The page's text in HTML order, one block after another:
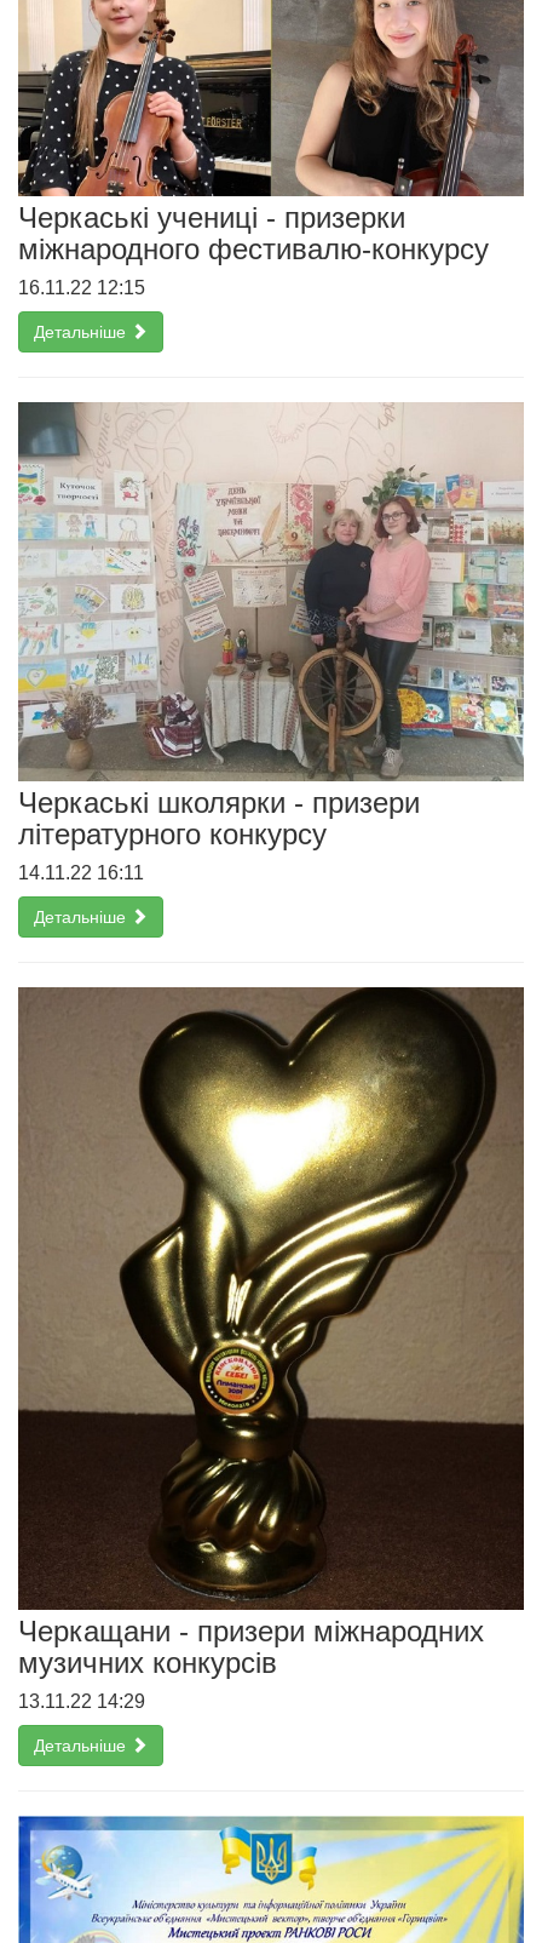
Черкаські учениці - призерки
міжнародного фестивалю-конкурсу
16.11.22 12:15
Детальніше
Черкаські школярки - призери
літературного конкурсу
14.11.22 16:11
Детальніше
Черкащани - призери міжнародних
музичних конкурсів
13.11.22 14:29
Детальніше